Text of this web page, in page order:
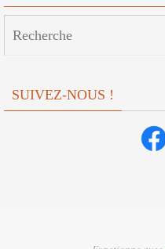
SUIVEZ-NOUS !